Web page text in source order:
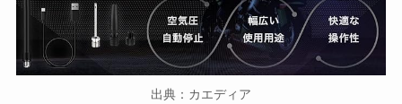
出典：カエディア